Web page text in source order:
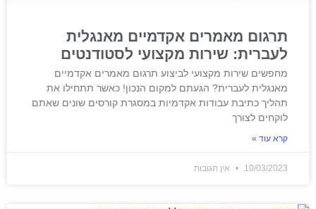
תרגום מאמרים אקדמיים מאנגלית
לעברית: שירות מקצועי לסטודנטים
מחפשים שירות מקצועי לביצוע תרגום מאמרים אקדמיים
מאנגלית לעברית? הגעתם למקום הנכון! כאשר תתחילו את
תהליך כתיבת עבודות אקדמיות במסגרת קורסים שונים שאתם
לוקחים לצורך
קרא עוד »
10/03/2023 אין תגובות